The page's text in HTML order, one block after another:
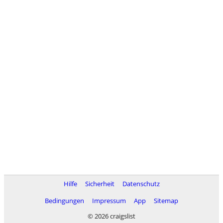
Hilfe Sicherheit
Datenschutz
Bedingungen
Impressum App
Sitemap
© 2026 craigslist